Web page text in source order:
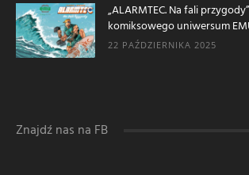
„ALARMTEC. Na fali
komiksowego uniwersum
22 PAŹDZIERNIKA 2025
Znajdź nas na FB